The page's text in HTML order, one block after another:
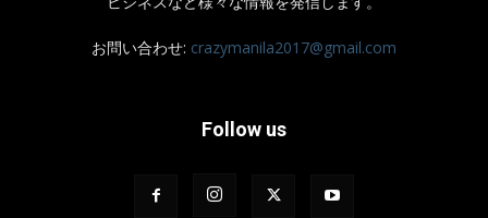
お問い合わせ: crazymanila2017@gmail.com
Follow us